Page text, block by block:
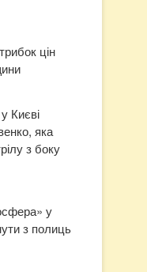
цін
Києві
яка
з боку
у
з полиць